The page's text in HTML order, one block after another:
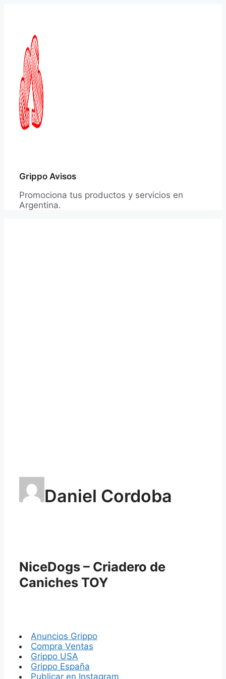
Grippo Avisos
Promociona tus productos y servicios en
Argentina.
Daniel Cordoba
NiceDogs – Criadero de
Caniches TOY
Anuncios Grippo
Compra Ventas
Grippo USA
Grippo España
Publicar en Instagram